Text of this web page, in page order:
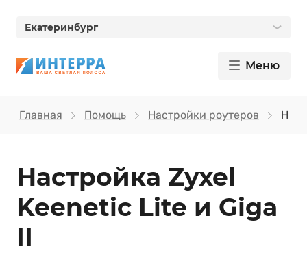
Екатеринбург
Меню
Главная Помощь Настройки роутеров
Настройка Zyxel
Keenetic Lite и Giga
II